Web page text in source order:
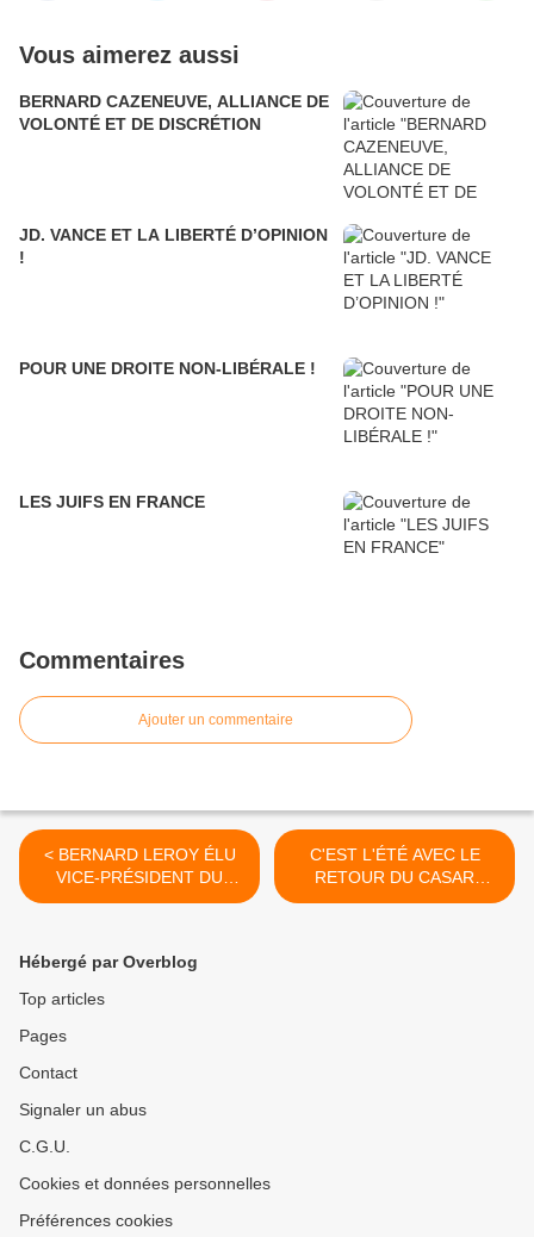
Vous aimerez aussi
BERNARD CAZENEUVE, ALLIANCE DE
VOLONTÉ ET DE DISCRÉTION
JD. VANCE ET LA LIBERTÉ D’OPINION
!
POUR UNE DROITE NON-LIBÉRALE !
LES JUIFS EN FRANCE
Commentaires
Ajouter un commentaire
< BERNARD LEROY ÉLU
VICE-PRÉSIDENT DU
PÔLE MÉTROPOLITAIN
C'EST L'ÉTÉ AVEC LE
RETOUR DU CASAR
D'HUMOUR >
Hébergé par Overblog
Top articles
Pages
Contact
Signaler un abus
C.G.U.
Cookies et données personnelles
Préférences cookies